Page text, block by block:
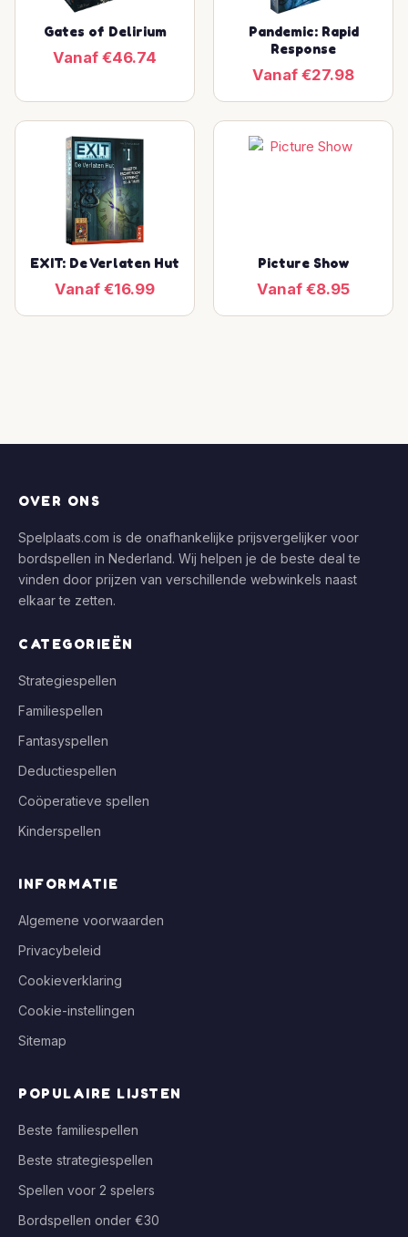
Gates of Delirium
Vanaf €46.74
Pandemic: Rapid
Response
Vanaf €27.98
EXIT: De Verlaten Hut
Vanaf €16.99
Picture Show
Vanaf €8.95
OVER ONS
Spelplaats.com is de onafhankelijke prijsvergelijker voor
bordspellen in Nederland. Wij helpen je de beste deal te
vinden door prijzen van verschillende webwinkels naast
elkaar te zetten.
CATEGORIEËN
Strategiespellen
Familiespellen
Fantasyspellen
Deductiespellen
Coöperatieve spellen
Kinderspellen
INFORMATIE
Algemene voorwaarden
Privacybeleid
Cookieverklaring
Cookie-instellingen
Sitemap
POPULAIRE LIJSTEN
Beste familiespellen
Beste strategiespellen
Spellen voor 2 spelers
Bordspellen onder €30